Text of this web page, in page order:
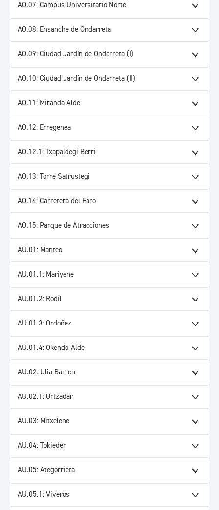
AO.07: Campus Universitario Norte
AO.08: Ensanche de Ondarreta
AO.09: Ciudad Jardín de Ondarreta (I)
AO.10: Ciudad Jardín de Ondarreta (II)
AO.11: Miranda Alde
AO.12: Erregenea
AO.12.1: Txapaldegi Berri
AO.13: Torre Satrustegi
AO.14: Carretera del Faro
AO.15: Parque de Atracciones
AU.01: Manteo
AU.01.1: Mariyene
AU.01.2: Rodil
AU.01.3: Ordoñez
AU.01.4: Okendo-Alde
AU.02: Ulia Barren
AU.02.1: Ortzadar
AU.03: Mitxelene
AU.04: Tokieder
AU.05: Ategorrieta
AU.05.1: Viveros